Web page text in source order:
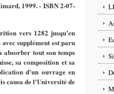
1999. - ISBN 2-07-
vers 1282 jusqu’en
supplément est paru
absorber tout son temps
sa composition et sa
d'un ouvrage en
causa de l'Université de